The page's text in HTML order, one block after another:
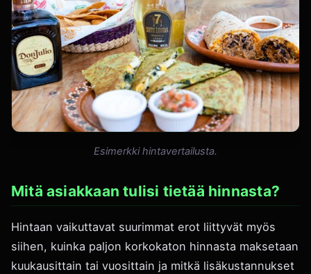
Esimerkki hintavertailusta.
Mitä asiakkaan tulisi tietää hinnasta?
Hintaan vaikuttavat suurimmat erot liittyvät myös
siihen, kuinka paljon korkokaton hinnasta maksetaan
kuukausittain tai vuosittain ja mitkä lisäkustannukset